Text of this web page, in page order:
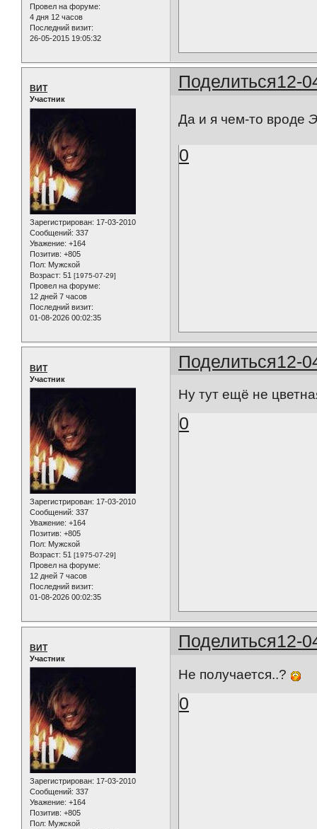
Провел на форуме:
4 дня 12 часов
Последний визит:
26-05-2015 19:05:32
Поделиться12-
ВИТ
Участник
Зарегистрирован: 17-03-2010
Сообщений: 337
Уважение: +164
Позитив: +805
Пол: Мужской
Возраст: 51 [1975-07-29]
Провел на форуме:
12 дней 7 часов
Последний визит:
01-08-2026 00:02:35
Да и я чем-то вроде
0
Поделиться12-
ВИТ
Участник
Зарегистрирован: 17-03-2010
Сообщений: 337
Уважение: +164
Позитив: +805
Пол: Мужской
Возраст: 51 [1975-07-29]
Провел на форуме:
12 дней 7 часов
Последний визит:
01-08-2026 00:02:35
Ну тут ещё не
0
Поделиться12-
ВИТ
Участник
Зарегистрирован: 17-03-2010
Сообщений: 337
Уважение: +164
Позитив: +805
Пол: Мужской
Не получается..?
0